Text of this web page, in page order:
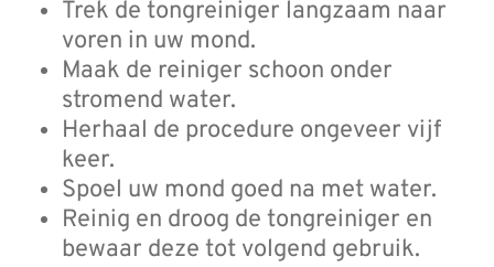
Trek de tongreiniger langzaam naar
voren in uw mond.
Maak de reiniger schoon onder
stromend water.
Herhaal de procedure ongeveer vijf
keer.
Spoel uw mond goed na met water.
Reinig en droog de tongreiniger en
bewaar deze tot volgend gebruik.